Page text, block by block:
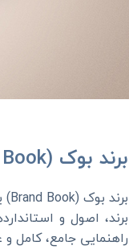
برند بوک (Brand Book) یا کتابچه برند چیست؟
برند بوک (Brand Book) یا
برند، اصول و
راهنمایی جامع، کامل و